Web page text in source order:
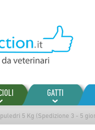
GATTI
5 Kg (Spedizione 3 - 5